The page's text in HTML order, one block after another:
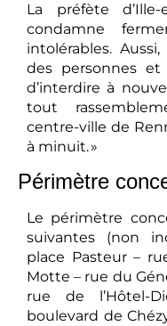
La préfète
condamne
intolérables.
des personnes
d’interdire à
tout
centre-ville de
à minuit. »
Périmètre
Le périmètre
suivantes (non
place Pasteur –
Motte – rue du
rue de l’Hôtel-
boulevard de